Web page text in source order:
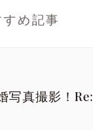
め記事
写真撮影！